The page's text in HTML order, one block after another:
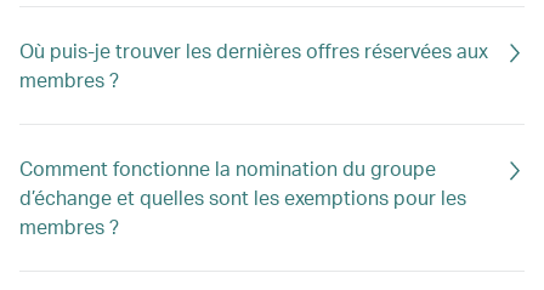
Où puis-je trouver les dernières offres réservées aux
membres ?
Comment fonctionne la nomination du groupe
d’échange et quelles sont les exemptions pour les
membres ?